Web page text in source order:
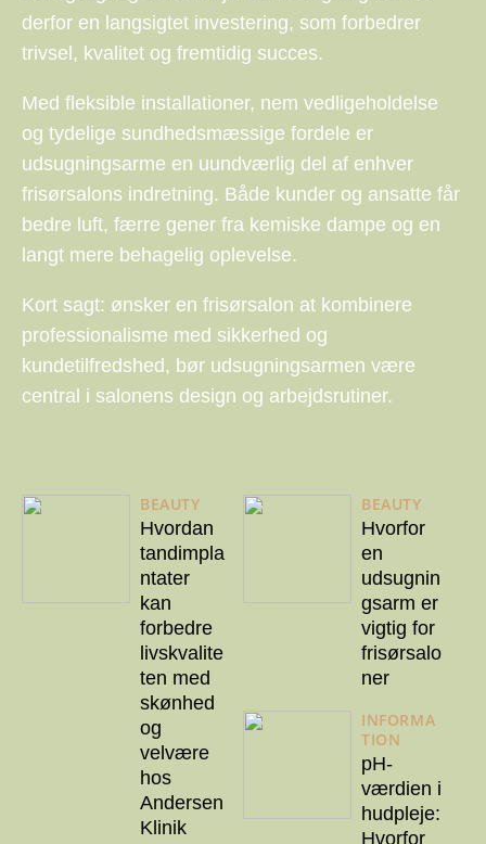
derfor en langsigtet investering, som forbedrer
trivsel, kvalitet og fremtidig succes.
Med fleksible installationer, nem vedligeholdelse
og tydelige sundhedsmæssige fordele er
udsugningsarme en uundværlig del af enhver
frisørsalons indretning. Både kunder og ansatte får
bedre luft, færre gener fra kemiske dampe og en
langt mere behagelig oplevelse.
Kort sagt: ønsker en frisørsalon at kombinere
professionalisme med sikkerhed og
kundetilfredshed, bør udsugningsarmen være
central i salonens design og arbejdsrutiner.
BEAUTY
Hvordan
tandimpla
ntater
kan
forbedre
livskvalite
ten med
skønhed
og
velvære
hos
Andersen
Klinik
BEAUTY
Hvorfor
en
udsugnin
gsarm er
vigtig for
frisørsalo
ner
INFORMA
TION
pH-
værdien i
hudpleje:
Hvorfor